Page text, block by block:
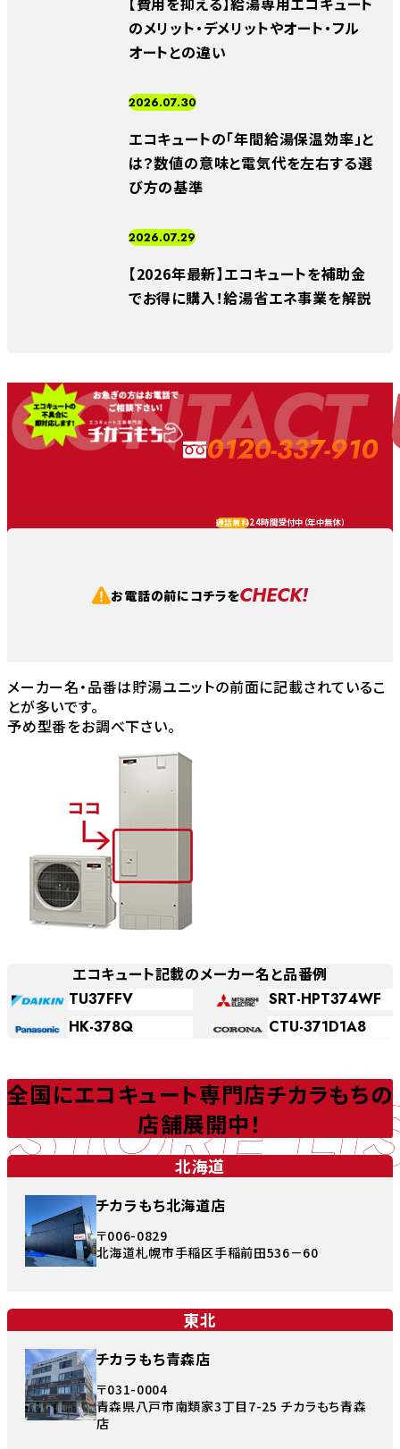
のメリット・デメリットやオート・フル
オートとの違い
2026.07.30
エコキュートの「年間給湯保温効率」と
は？数値の意味と電気代を左右する選
び方の基準
2026.07.29
【2026年最新】エコキュートを補助金
でお得に購入！給湯省エネ事業を解説
CONTACT
0120-337-910
通話無料24時間受付中（年中無休）
お電話の前にコチラをCHECK!
メーカー名・品番は貯湯ユニットの前面に記載されているこ
とが多いです。
予め型番をお調べ下さい。
エコキュート記載のメーカー名と品番例
TU37FFV
SRT-HPT374WF
HK-378Q
CTU-371D1A8
STORE
全国にエコキュート専門店チカラもちの
店舗展開中！
北海道
チカラもち北海道店
〒006-0829
北海道札幌市手稲区手稲前田536－60
東北
チカラもち青森店
〒031-0004
青森県八戸市南類家3丁目7-25 チカラもち青森
店